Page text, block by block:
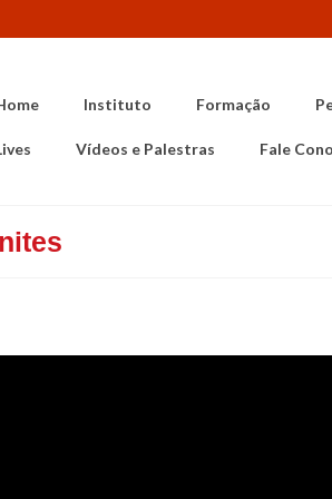
Instituto Formação
Vídeos e Palestras Fale